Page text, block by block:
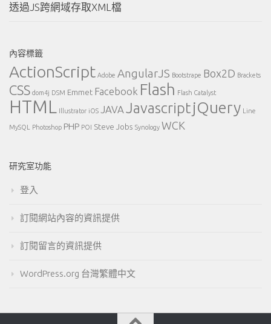
透過JS跨網域存取XML檔
內容標籤
ActionScript Adobe AngularJS Bootstrape Box2D Brackets
CSS dom4j DSM Emmet Facebook Flash Flash Catalyst
HTML Illustrator iOS JAVA JavascriptjQuery Line
MySQL Photoshop PHP POI Steve Jobs Synology WCK
研究室功能
登入
訂閱網站內容的資訊提供
訂閱留言的資訊提供
WordPress.org 台灣繁體中文